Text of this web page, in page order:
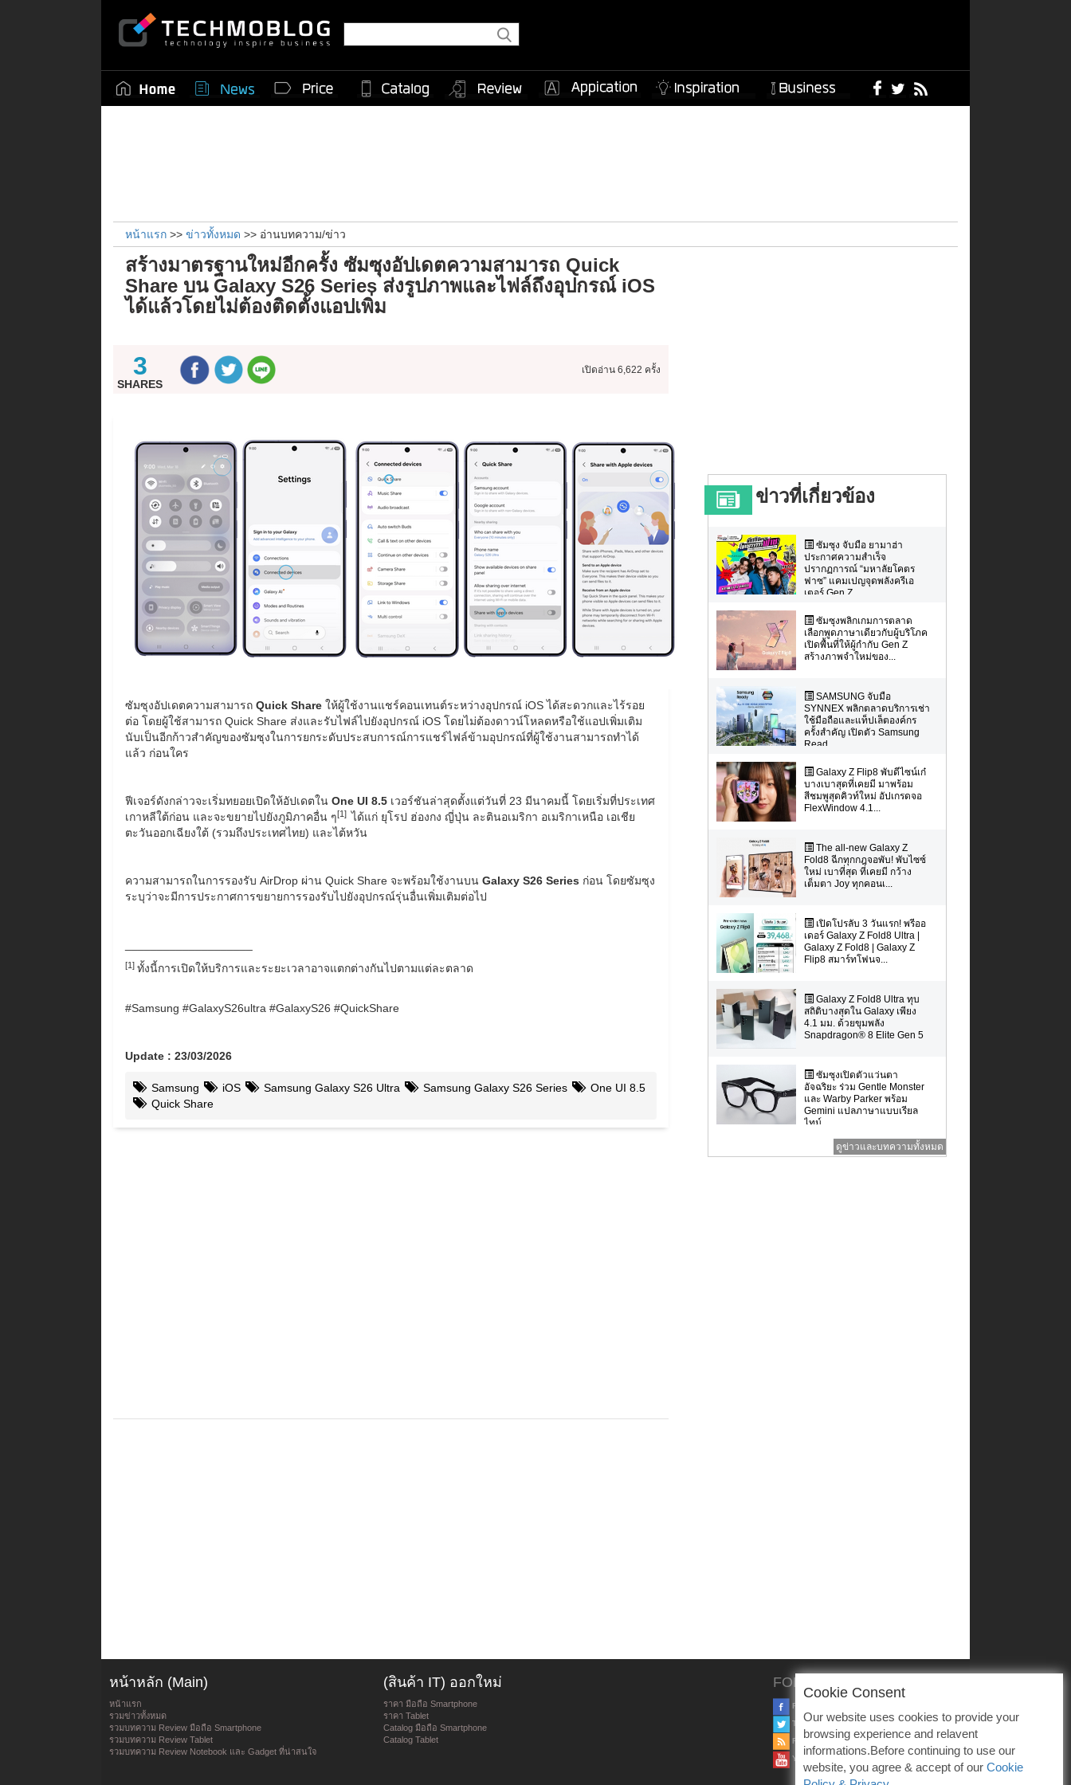
หน้าแรก >> ข่าวทั้งหมด >> อ่านบทความ/ข่าว
สร้างมาตรฐานใหม่อีกครั้ง ซัมซุงอัปเดตความสามารถ Quick
Share บน Galaxy S26 Series ส่งรูปภาพและไฟล์ถึงอุปกรณ์ iOS
ได้แล้วโดยไม่ต้องติดตั้งแอปเพิ่ม
3
SHARES
เปิดอ่าน 6,622 ครั้ง
ซัมซุงอัปเดตความสามารถ Quick Share ให้ผู้ใช้งานแชร์คอนเทนต์ระหว่างอุปกรณ์ iOS ได้สะดวกและไร้รอย
ต่อ โดยผู้ใช้สามารถ Quick Share ส่งและรับไฟล์ไปยังอุปกรณ์ iOS โดยไม่ต้องดาวน์โหลดหรือใช้แอปเพิ่มเติม
นับเป็นอีกก้าวสำคัญของซัมซุงในการยกระดับประสบการณ์การแชร์ไฟล์ข้ามอุปกรณ์ที่ผู้ใช้งานสามารถทำได้
แล้ว ก่อนใคร
ฟีเจอร์ดังกล่าวจะเริ่มทยอยเปิดให้อัปเดตใน One UI 8.5 เวอร์ชันล่าสุดตั้งแต่วันที่ 23 มีนาคมนี้ โดยเริ่มที่ประเทศ
เกาหลีใต้ก่อน และจะขยายไปยังภูมิภาคอื่น ๆ[1]ได้แก่ ยุโรป ฮ่องกง ญี่ปุ่น ละตินอเมริกา อเมริกาเหนือ เอเชีย
ตะวันออกเฉียงใต้ (รวมถึงประเทศไทย) และไต้หวัน
ความสามารถในการรองรับ AirDrop ผ่าน Quick Share จะพร้อมใช้งานบน Galaxy S26 Series ก่อน โดยซัมซุง
ระบุว่าจะมีการประกาศการขยายการรองรับไปยังอุปกรณ์รุ่นอื่นเพิ่มเติมต่อไป
[1] ทั้งนี้การเปิดให้บริการและระยะเวลาอาจแตกต่างกันไปตามแต่ละตลาด
#Samsung #GalaxyS26ultra #GalaxyS26 #QuickShare
Update : 23/03/2026
Samsung iOS Samsung Galaxy S26 Ultra Samsung Galaxy S26 Series
One UI 8.5
Quick Share
ข่าวที่เกี่ยวข้อง
ซัมซุง จับมือ ยามาฮ่า
ประกาศความสำเร็จ
ปรากฏการณ์ “มหาลัยโคตร
ฟาซ” แคมเปญจุดพลังครีเอ
เตอร์ Gen Z ...
ซัมซุงพลิกเกมการตลาด
เลือกพูดภาษาเดียวกับผู้บริโภค
เปิดพื้นที่ให้ผู้กำกับ Gen Z
สร้างภาพจำใหม่ของ...
SAMSUNG จับมือ
SYNNEX พลิกตลาดบริการเช่า
ใช้มือถือและแท็ปเล็ตองค์กร
ครั้งสำคัญ เปิดตัว Samsung
Read...
Galaxy Z Flip8 พับดีไซน์เก๋
บางเบาสุดที่เคยมี มาพร้อม
สีชมพูสุดคิวท์ใหม่ อัปเกรดจอ
FlexWindow 4.1...
The all-new Galaxy Z
Fold8 ฉีกทุกกฎจอพับ! พับไซซ์
ใหม่ เบาที่สุด ที่เคยมี กว้าง
เต็มตา Joy ทุกคอนเ...
เปิดโปรลับ 3 วันแรก! พรีออ
เดอร์ Galaxy Z Fold8 Ultra |
Galaxy Z Fold8 | Galaxy Z
Flip8 สมาร์ทโฟนจ...
Galaxy Z Fold8 Ultra ทุบ
สถิติบางสุดใน Galaxy เพียง
4.1 มม. ด้วยขุมพลัง
Snapdragon® 8 Elite Gen 5
ซัมซุงเปิดตัวแว่นตา
อัจฉริยะ ร่วม Gentle Monster
และ Warby Parker พร้อม
Gemini แปลภาษาแบบเรียล
ไทม์
ดูข่าวและบทความทั้งหมด
หน้าหลัก (Main)
หน้าแรก
รวมข่าวทั้งหมด
รวมบทความ Review มือถือ Smartphone
รวมบทความ Review Tablet
รวมบทความ Review Notebook และ Gadget ที่น่าสนใจ
(สินค้า IT) ออกใหม่
ราคา มือถือ Smartphone
ราคา Tablet
Catalog มือถือ Smartphone
Catalog Tablet
FOLLOW US
FACEBOOK
TWITTER
RSS
YOUTUBE
Cookie Consent
Our website uses cookies to provide your
browsing experience and relavent
informations.Before continuing to use our
website, you agree & accept of our Cookie